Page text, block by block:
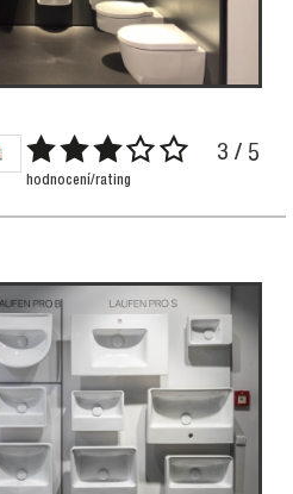
3 / 5
hodnocení/rating